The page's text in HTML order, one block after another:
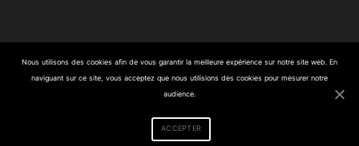
Nous utilisons des cookies afin de vous garantir la meilleure expérience sur notre site web. En
naviguant sur ce site, vous acceptez que nous utilisions des cookies pour mesurer notre
audience.
ACCEPTER